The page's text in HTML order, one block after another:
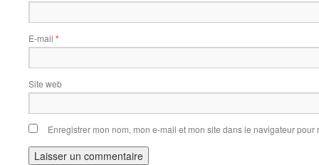
E-mail *
Site web
Enregistrer mon nom, mon e-mail et mon site dans le navigateur